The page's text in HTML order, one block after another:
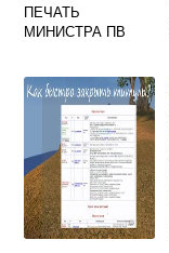
ПЕЧАТЬ
МИНИСТРА ПВ